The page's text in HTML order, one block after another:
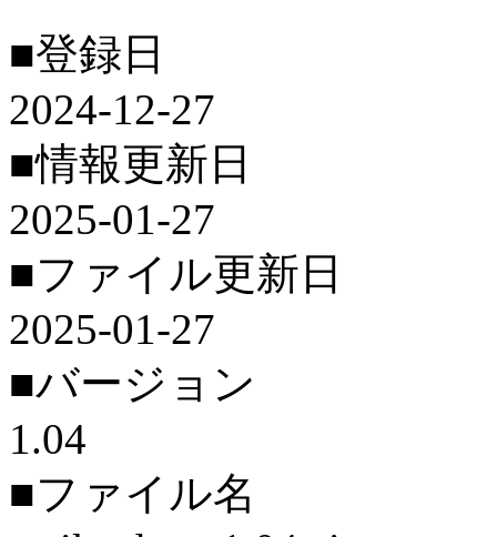
■登録日
2024-12-27
■情報更新日
2025-01-27
■ファイル更新日
2025-01-27
■バージョン
1.04
■ファイル名